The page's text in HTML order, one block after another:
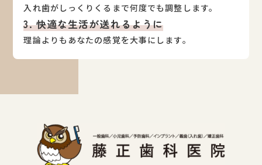
入れ歯がしっくりくるまで何度でも調整します。
3. 快適な生活が送れるように
理論よりもあなたの感覚を大事にします。